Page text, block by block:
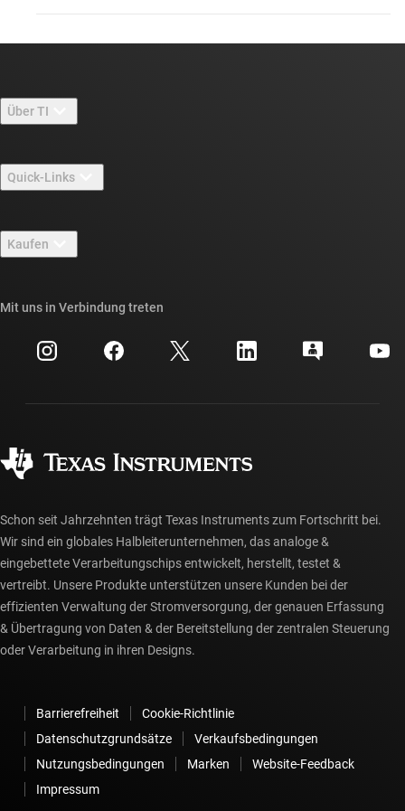
Über TI
Stellenangebote
Newsroom
Veranstaltungen
Investorenbeziehungen
Quick-Links
TI E2E™-Design-Support-Foren
Querverweis-Suche
Kundensupportzentrum
myTI-Konto FAQs
Kaufen
Häufig gestellte Fragen zu Bestellungen
Mit uns in Verbindung treten
Schon seit Jahrzehnten trägt Texas Instruments zum Fortschritt bei.
Wir sind ein globales Halbleiterunternehmen, das analoge &
eingebettete Verarbeitungschips entwickelt, herstellt, testet &
vertreibt. Unsere Produkte unterstützen unsere Kunden bei der
effizienten Verwaltung der Stromversorgung, der genauen Erfassung
& Übertragung von Daten & der Bereitstellung der zentralen Steuerung
oder Verarbeitung in ihren Designs.
Barrierefreiheit
Cookie-Richtlinie
Datenschutzgrundsätze
Verkaufsbedingungen
Nutzungsbedingungen
Marken
Website-Feedback
Impressum